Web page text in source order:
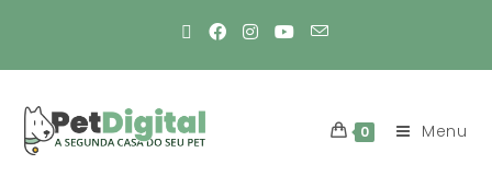
0 Menu